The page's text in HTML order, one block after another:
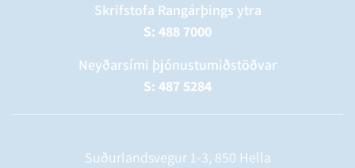
Skrifstofa Rangárþings ytra
S: 488 7000
Neyðarsími þjónustumiðstöðvar
S: 487 5284
Suðurlandsvegur 1-3, 850 Hella